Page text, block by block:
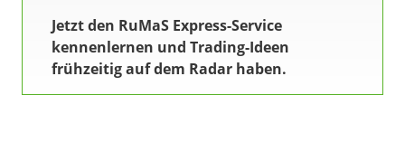
Jetzt den RuMaS Express-Service
kennenlernen und Trading-Ideen
frühzeitig auf dem Radar haben.